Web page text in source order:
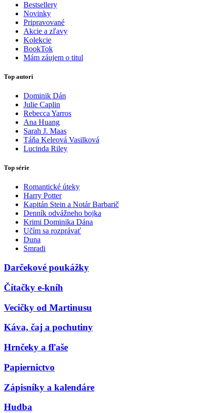
Bestsellery
Novinky
Pripravované
Akcie a zľavy
Kolekcie
BookTok
Mám záujem o titul
Top autori
Dominik Dán
Julie Caplin
Rebecca Yarros
Ana Huang
Sarah J. Maas
Táňa Keleová Vasilková
Lucinda Riley
Top série
Romantické úteky
Harry Potter
Kapitán Stein a Notár Barbarič
Denník odvážneho bojka
Krimi Dominika Dána
Učím sa rozprávať
Duna
Smradi
Darčekové poukážky
Čítačky e-kníh
Vecičky od Martinusu
Káva, čaj a pochutiny
Hrnčeky a fľaše
Papiernictvo
Zápisníky a kalendáre
Hudba